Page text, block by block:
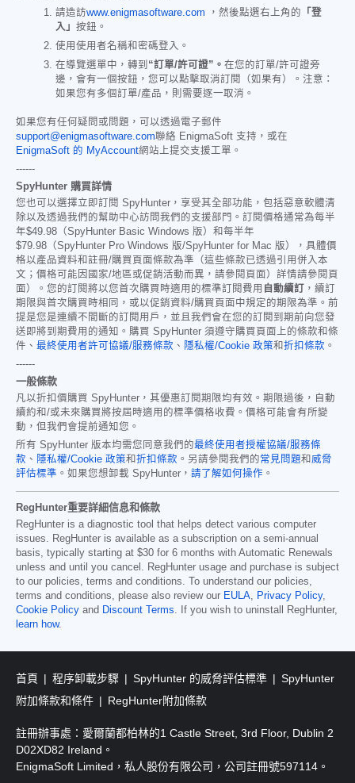
請造訪www.enigmasoftware.com ，然後點選右上角的 「登
入」 按鈕。
使用使用者名稱和密碼登入。
在導覽選單中，轉到 “訂單/許可證”。 在您的訂單/許可證旁
邊，會有一個按鈕，您可以點擊取消訂閱（如果有）。注意：
如果您有多個訂單/產品，則需要逐一取消。
如果您有任何疑問或問題，可以透過電子郵件
support@enigmasoftware.com聯絡 EnigmaSoft 支持，或在
EnigmaSoft 的 MyAccount網站上提交支援工單。
------
SpyHunter 購買詳情
您也可以選擇立即訂閱 SpyHunter，享受其全部功能，包括惡意軟體清
除以及透過我們的幫助中心訪問我們的支援部門。訂閱價格通常為每半
年$49.98 （SpyHunter Basic Windows 版）和每半年
$79.98 （SpyHunter Pro Windows 版/SpyHunter for Mac 版），具體價
格以產品資料和註冊/購買頁面條款為準（這些條款已透過引用併入本
文；價格可能因國家/地區或促銷活動而異，請參閱頁面）詳情請參閱頁
面）。您的訂閱將以您首次購買時適用的標準訂閱費用 自動續訂
，續訂
期限與首次購買時相同，或以促銷資料/購買頁面中規定的期限為準。前
提是您是連續不間斷的訂閱用戶，並且我們會在您的訂閱到期前向您發
送即將到期費用的通知。購買 SpyHunter 須遵守購買頁面上的條款和條
件、 最終使用者許可協議/服務條款 、 隱私權/Cookie 政策和折扣條款 。
------
一般條款
凡以折扣價購買 SpyHunter，其優惠訂閱期限均有效。期限過後，自動
續約和/或未來購買將按屆時適用的標準價格收費。價格可能會有所變
動，但我們會提前通知您。
所有 SpyHunter 版本均需您同意我們的最終使用者授權協議/服務條
款 、 隱私權/Cookie 政策和折扣條款 。另請參閱我們的常見問題和威脅
評估標準 。如果您想卸載 SpyHunter， 請了解如何操作 。
RegHunter重要詳細信息和條款
RegHunter is a diagnostic tool that helps detect various computer
issues. RegHunter is available as a subscription on a semi-annual
basis, typically starting at $30 for 6 months with Automatic Renewals
unless and until you cancel. RegHunter usage and purchase is subject
to our policies, terms and conditions. To understand our policies,
terms and conditions, please also review our EULA, Privacy Policy,
Cookie Policy and Discount Terms. If you wish to uninstall RegHunter,
learn how.
首頁 程序卸載步驟 SpyHunter 的威脅評估標準
SpyHunter
附加條款和條件
RegHunter附加條款
註冊辦事處：愛爾蘭都柏林的1 Castle Street, 3rd Floor, Dublin 2
D02XD82 Ireland。
EnigmaSoft Limited，私人股份有限公司，公司註冊號597114。